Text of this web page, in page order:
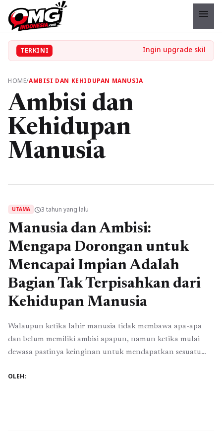
menu
TERKINI
HOME/AMBISI DAN KEHIDUPAN MANUSIA
Ambisi dan
Kehidupan
Manusia
UTAMA schedule3 tahun yang lalu
Manusia dan Ambisi:
Mengapa Dorongan untuk
Mencapai Impian Adalah
Bagian Tak Terpisahkan dari
Kehidupan Manusia
Walaupun ketika lahir manusia tidak membawa apa-apa
dan belum memiliki ambisi apapun, namun ketika mulai
dewasa pastinya keinginan untuk mendapatkan sesuatu
memiliki sehelai benang pun untuk sekedar
OLEH: